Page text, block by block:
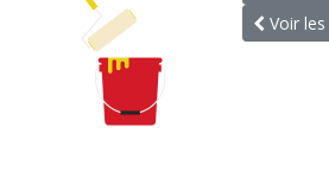
Voir